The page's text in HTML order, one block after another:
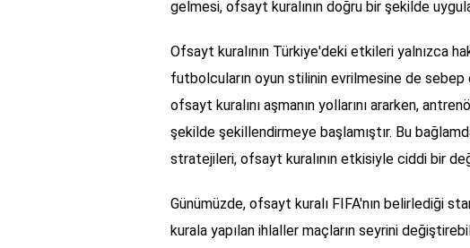
gelmesi, ofsayt kuralının doğru bir şekilde
Ofsayt kuralının Türkiye'deki etkileri yalnızca
futbolcuların oyun stilinin evrilmesine de
ofsayt kuralını aşmanın yollarını ararken,
şekilde şekillendirmeye başlamıştır. Bu
stratejileri, ofsayt kuralının etkisiyle ciddi bir
Günümüzde, ofsayt kuralı FIFA'nın belirlediği
kurala yapılan ihlaller maçların seyrini